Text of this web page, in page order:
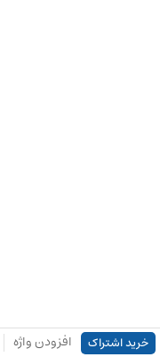
خرید اشتراک افزودن واژه